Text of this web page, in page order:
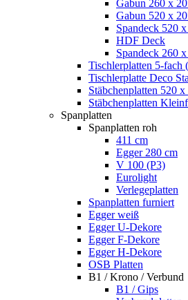
Gabun 260 x
Gabun 520 x
Spandeck 520
HDF Deck
Spandeck 260
Tischlerplatten 5-fach
Tischlerplatte Deco
Stäbchenplatten 520
Stäbchenplatten
Spanplatten
Spanplatten roh
411 cm
Egger 280 cm
V 100 (P3)
Eurolight
Verlegeplatten
Spanplatten furniert
Egger weiß
Egger U-Dekore
Egger F-Dekore
Egger H-Dekore
OSB Platten
B1 / Krono / Verbund
B1 / Gips